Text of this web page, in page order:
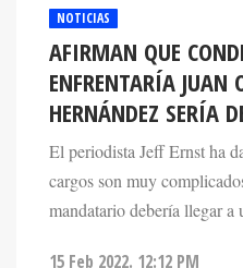
AFIRMAN QUE
ENFRENTARÍA JUAN
HERNÁNDEZ SERÍA
El periodista Jeff Ernst ha
cargos son muy
mandatario debería llegar a